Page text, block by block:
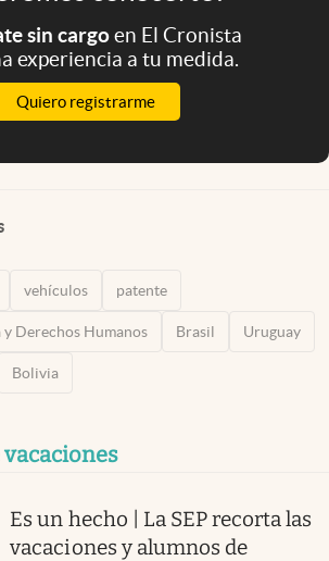
sin cargoen El Cronista
experiencia a tu medida.
Quiero registrarme
vehículos patente
Derechos Humanos Brasil Uruguay
Bolivia
vacaciones
Es un hecho | La SEP recorta las
vacaciones y alumnos de